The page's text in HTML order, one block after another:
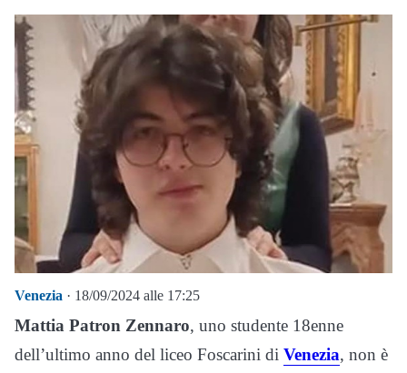
Venezia · 18/09/2024 alle 17:25
Mattia Patron Zennaro, uno studente 18enne
dell’ultimo anno del liceo Foscarini di Venezia, non è